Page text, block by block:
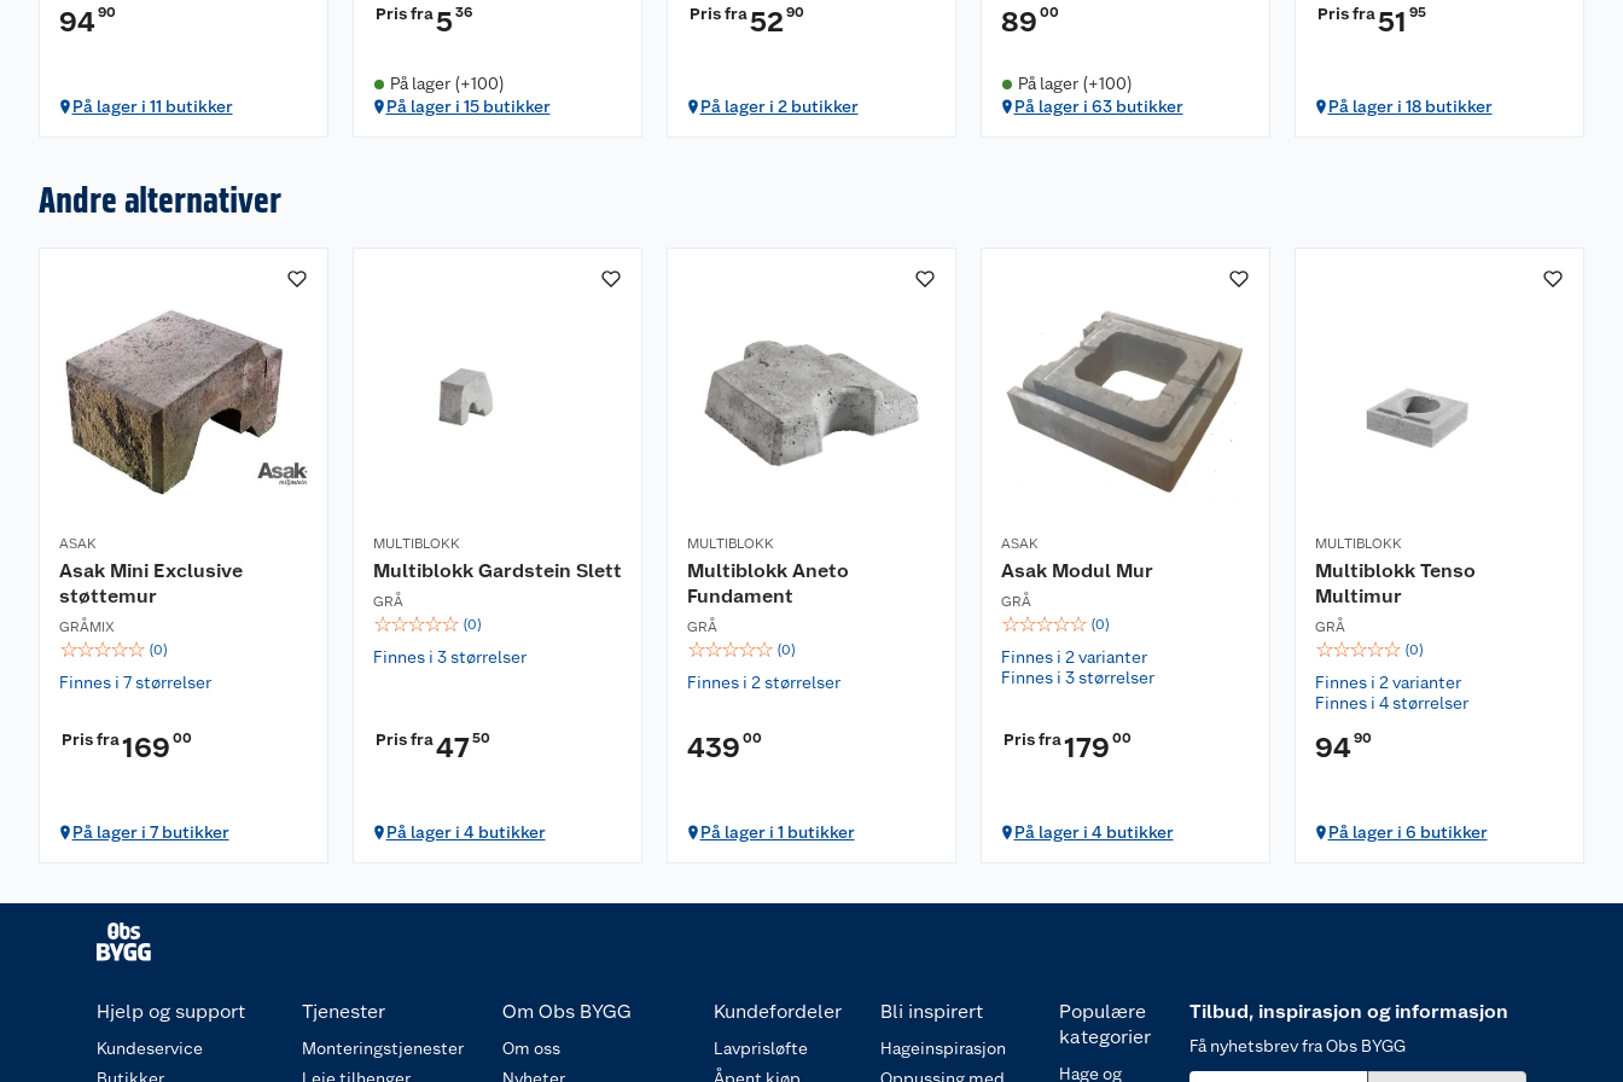
9490
På lager i 11 butikker
Pris fra5 36
På lager (+100)
På lager i 15 butikker
Pris fra52 90
På lager i 2 butikker
89 00
På lager (+100)
På lager i 63 butikker
Pris fra51 95
På lager i 18 butikker
Andre alternativer
ASAK
Asak Mini Exclusive
støttemur
GRÅMIX
☆☆☆☆☆ (0)
Finnes i 7 størrelser
Pris fra169 00
På lager i 7 butikker
MULTIBLOKK
Multiblokk Gardstein Slett
GRÅ
☆☆☆☆☆ (0)
Finnes i 3 størrelser
Pris fra4750
På lager i 4 butikker
MULTIBLOKK
Multiblokk Aneto
Fundament
GRÅ
☆☆☆☆☆ (0)
Finnes i 2 størrelser
439 00
På lager i 1 butikker
ASAK
Asak Modul Mur
GRÅ
☆☆☆☆☆ (0)
Finnes i 2 varianter
Finnes i 3 størrelser
Pris fra179 00
På lager i 4 butikker
MULTIBLOKK
Multiblokk Tenso
Multimur
GRÅ
☆☆☆☆☆ (0)
Finnes i 2 varianter
Finnes i 4 størrelser
9490
På lager i 6 butikker
Hjelp og support
Kundeservice
Tjenester
Monteringstjenester
Om Obs BYGG
Om oss
Kundefordeler
Lavprisløfte
Bli inspirert
Hageinspirasjon
Populære
kategorier
Hage og
Tilbud, inspirasjon og informasjon
Få nyhetsbrev fra Obs BYGG